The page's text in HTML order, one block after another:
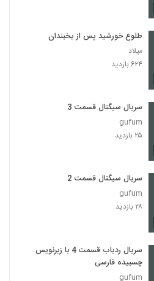
طلوع خورشید پس از یخبندان
میلاد
۶۲۴ بازدید
سریال سیگنال قسمت 3
gufum
۲۵ بازدید
سریال سیگنال قسمت 2
gufum
۲۸ بازدید
سریال ردیاب قسمت 4 با زیرنویس
چسبیده فارسی
gufum